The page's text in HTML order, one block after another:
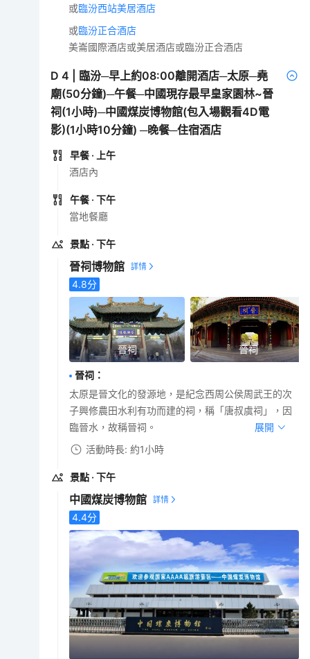
或臨汾西站美居酒店
或臨汾正合酒店
美崙國際酒店或美居酒店或臨汾正合酒店
D4
臨汾─早上約08:00離開酒店─太原─堯
廟(50分鐘)─午餐─中國現存最早皇家園林~晉
祠(1小時)─中國煤炭博物館(包入場觀看4D電
影)(1小時10分鐘) ─晚餐─住宿酒店
早餐 · 上午
酒店內
午餐 · 下午
當地餐廳
景點 · 下午
晉祠博物館
4.8分
晉祠 晉祠
晉祠 ：
太原是晉文化的發源地，是紀念西周公侯周武王的次
子興修農田水利有功而建的祠，稱「唐叔虞祠」，因
臨晉水，故稱晉祠。
展開
活動時長: 約1小時
景點 · 下午
中國煤炭博物館
4.4分